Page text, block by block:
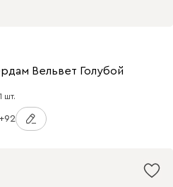
Вельвет Голубой
шт.
+92